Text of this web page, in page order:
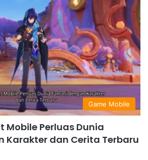
Game Mobile
Mobile Perluas Dunia
Karakter dan Cerita Terbaru